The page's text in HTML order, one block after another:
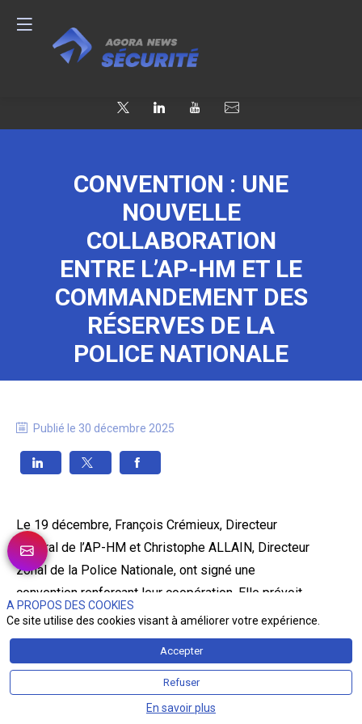
CONVENTION : UNE
NOUVELLE
COLLABORATION
ENTRE L’AP-HM ET LE
COMMANDEMENT DES
RÉSERVES DE LA
POLICE NATIONALE
Publié le 30 décembre 2025
Le 19 décembre, François Crémieux, Directeur
général de l’AP-HM et Christophe ALLAIN, Directeur
zonal de la Police Nationale, ont signé une
convention renforçant leur coopération. Elle prévoit
l’intervention de policiers sur les sites de l’AP-HM
en cas de faits illicites afin de mieux protéger et
accompagner les personnels, conformément à la loi
du 9 juillet 2025. L’accord instaure également une
permanence policière hebdomadaire à la Maison
A PROPOS DES COOKIES
Ce site utilise des cookies visant à améliorer votre expérience.
Accepter
Refuser
En savoir plus